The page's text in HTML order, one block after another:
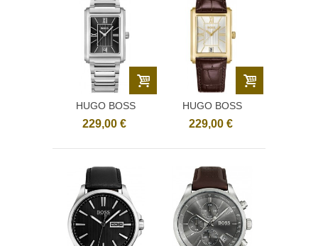
HUGO BOSS
1514297
229,00 €
HUGO BOSS
1514300
229,00 €